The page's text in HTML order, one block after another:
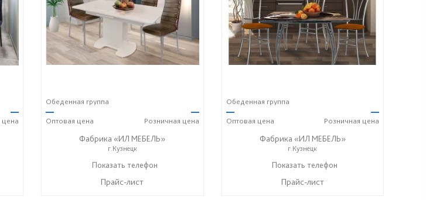
—
цена
Обеденная группа
—
Оптовая цена
—
Розничная цена
Фабрика «ИЛ МЕБЕЛЬ»
г.Кузнецк
+7 (937) 447-00-00
Показать телефон
Прайс-лист
Обеденная группа
—
Оптовая цена
—
Розничная цена
Фабрика «ИЛ МЕБЕЛЬ»
г.Кузнецк
+7 (937) 447-00-00
Показать телефон
Прайс-лист